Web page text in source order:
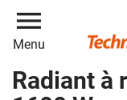
menu
Menu
Radiant à